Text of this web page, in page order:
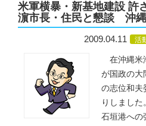
米軍横暴・新基地建設 許
濵市長・住民と懇談 沖
2009.04.11 活
在沖縄米
が国政の大
の志位和夫
りしました
石垣港への